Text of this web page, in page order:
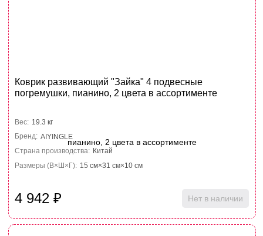
Коврик развивающий "Зайка" 4 подвесные
погремушки, пианино, 2 цвета в ассортименте
Вес: 19.3 кг
Бренд: AIYINGLE
Страна производства: Китай
Размеры (В×Ш×Г): 15 см×31 см×10 см
4 942₽ Нет в наличии